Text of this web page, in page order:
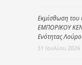
Εκμίσθωση του
ΕΜΠΟΡΙΚΟΥ
Ενότητας
31 Ιουλίου 2026